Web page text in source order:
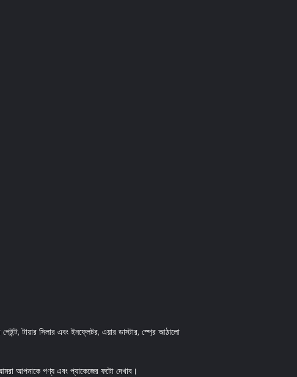
টায়ার সিলার এবং ইনফ্লেটর, এয়ার ডাস্টার, স্প্রে আঠালো
আপনাকে পণ্য এবং প্যাকেজের ফটো দেখাব।